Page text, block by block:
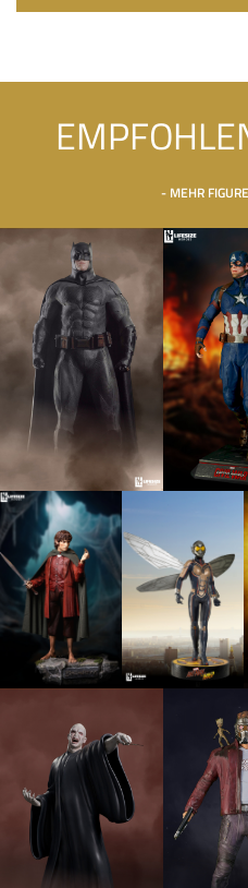
- MEHR